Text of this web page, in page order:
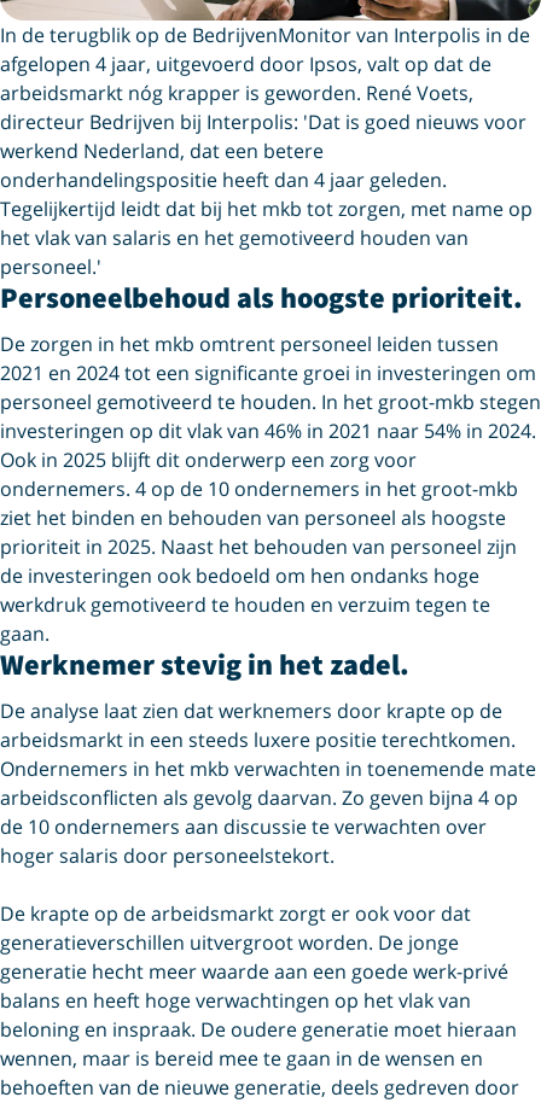
In de terugblik op de BedrijvenMonitor van Interpolis in de
afgelopen 4 jaar, uitgevoerd door Ipsos, valt op dat de
arbeidsmarkt nóg krapper is geworden. René Voets,
directeur Bedrijven bij Interpolis: 'Dat is goed nieuws voor
werkend Nederland, dat een betere
onderhandelingspositie heeft dan 4 jaar geleden.
Tegelijkertijd leidt dat bij het mkb tot zorgen, met name op
het vlak van salaris en het gemotiveerd houden van
personeel.'
Personeelbehoud als hoogste prioriteit.
De zorgen in het mkb omtrent personeel leiden tussen
2021 en 2024 tot een significante groei in investeringen om
personeel gemotiveerd te houden. In het groot-mkb stegen
investeringen op dit vlak van 46% in 2021 naar 54% in 2024.
Ook in 2025 blijft dit onderwerp een zorg voor
ondernemers. 4 op de 10 ondernemers in het groot-mkb
ziet het binden en behouden van personeel als hoogste
prioriteit in 2025. Naast het behouden van personeel zijn
de investeringen ook bedoeld om hen ondanks hoge
werkdruk gemotiveerd te houden en verzuim tegen te
gaan.
Werknemer stevig in het zadel.
De analyse laat zien dat werknemers door krapte op de
arbeidsmarkt in een steeds luxere positie terechtkomen.
Ondernemers in het mkb verwachten in toenemende mate
arbeidsconflicten als gevolg daarvan. Zo geven bijna 4 op
de 10 ondernemers aan discussie te verwachten over
hoger salaris door personeelstekort.
De krapte op de arbeidsmarkt zorgt er ook voor dat
generatieverschillen uitvergroot worden. De jonge
generatie hecht meer waarde aan een goede werk-privé
balans en heeft hoge verwachtingen op het vlak van
beloning en inspraak. De oudere generatie moet hieraan
wennen, maar is bereid mee te gaan in de wensen en
behoeften van de nieuwe generatie, deels gedreven door